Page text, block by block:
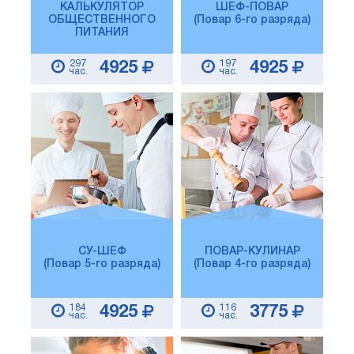
КАЛЬКУЛЯТОР
ОБЩЕСТВЕННОГО
ПИТАНИЯ
297
час.
4925
ШЕФ-ПОВАР
(Повар 6-го разряда)
197
час.
4925
СУ-ШЕФ
(Повар 5-го разряда)
184
час.
4925
ПОВАР-КУЛИНАР
(Повар 4-го разряда)
116
час.
3775